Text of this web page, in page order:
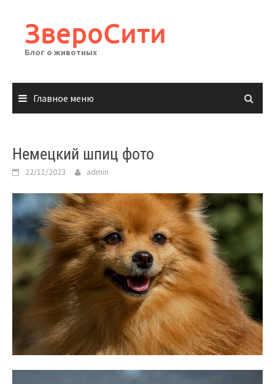
содержимому
ЗвероСити
Блог о животных
Главное меню
Немецкий шпиц фото
22/11/2023 admin